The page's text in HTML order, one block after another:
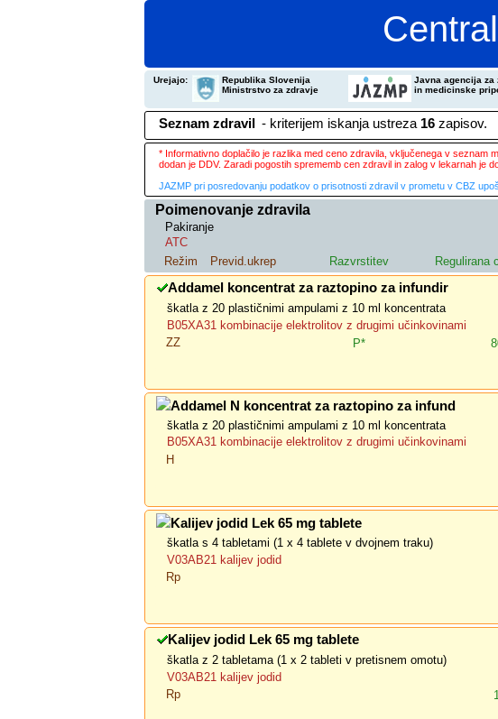
Urejajo:
Republika Slovenija
Ministrstvo za zdravje
Javna agencija za
in medicinske
Seznam zdravil - kriterijem iskanja ustreza 16 zapisov.
* Informativno doplačilo je razlika med ceno zdravila, vključenega v seznam
dodan je DDV. Zaradi pogostih sprememb cen zdravil in zalog v lekarnah je
JAZMP pri posredovanju podatkov o prisotnosti zdravil v prometu v CBZ
Poimenovanje zdravila
Pakiranje
ATC
Režim
Previd.ukrep Razvrstitev Regulirana
Addamel koncentrat za raztopino za infundir
škatla z 20 plastičnimi ampulami z 10 ml koncentrata
B05XA31 kombinacije elektrolitov z drugimi učinkovinami
ZZ
P*
Addamel N koncentrat za raztopino za infund
škatla z 20 plastičnimi ampulami z 10 ml koncentrata
B05XA31 kombinacije elektrolitov z drugimi učinkovinami
H
Kalijev jodid Lek 65 mg tablete
škatla s 4 tabletami (1 x 4 tablete v dvojnem traku)
V03AB21 kalijev jodid
Rp
Kalijev jodid Lek 65 mg tablete
škatla z 2 tabletama (1 x 2 tableti v pretisnem omotu)
V03AB21 kalijev jodid
Rp